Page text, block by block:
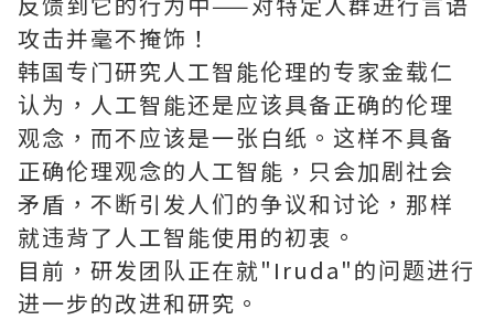
攻击并毫不掩饰！
韩国专门研究人工智能伦理的专家金载仁
认为，人工智能还是应该具备正确的伦理
观念，而不应该是一张白纸。这样不具备
正确伦理观念的人工智能，只会加剧社会
矛盾，不断引发人们的争议和讨论，那样
就违背了人工智能使用的初衷。
目前，研发团队正在就"Iruda"的问题进行
进一步的改进和研究。